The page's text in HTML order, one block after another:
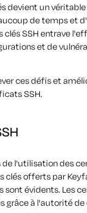
devient un
de temps et
SSH entrave
et de
ces défis et
SSH.
de l'utilisation des
offerts par
sont évidents. Les
grâce à l'autorité